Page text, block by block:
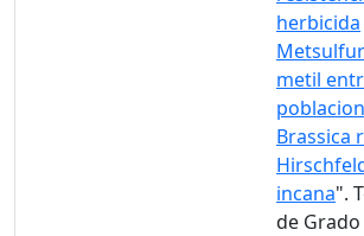
herbicida
metil
Brassica
incana".
de